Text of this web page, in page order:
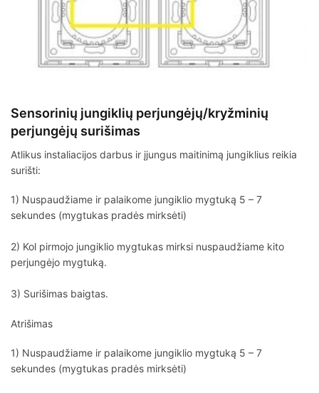
Sensorinių jungiklių perjungėjų/kryžminių
perjungėjų surišimas
Atlikus instaliacijos darbus ir įjungus maitinimą jungiklius reikia
surišti:
1) Nuspaudžiame ir palaikome jungiklio mygtuką 5 – 7
sekundes (mygtukas pradės mirksėti)
2) Kol pirmojo jungiklio mygtukas mirksi nuspaudžiame kito
perjungėjo mygtuką.
3) Surišimas baigtas.
Atrišimas
1) Nuspaudžiame ir palaikome jungiklio mygtuką 5 – 7
sekundes (mygtukas pradės mirksėti)